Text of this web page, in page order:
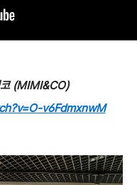
(MIMI&CO)
v6FdmxnwM